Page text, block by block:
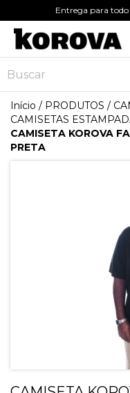
Entrega para
Início / PRODUTOS /
CAMISETAS
CAMISETA KOROVA
PRETA